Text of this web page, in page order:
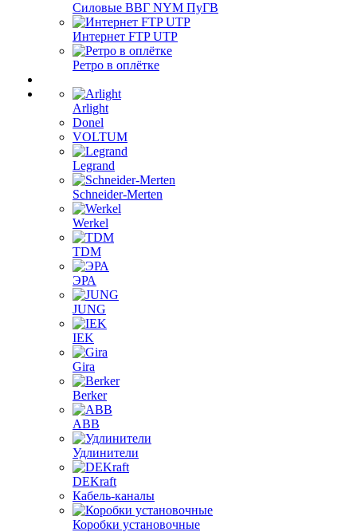
Силовые ВВГ NYM ПуГВ
Интернет FTP UTP
Ретро в оплётке
Arlight
Donel
VOLTUM
Legrand
Schneider-Merten
Werkel
TDM
ЭРА
JUNG
IEK
Gira
Berker
ABB
Удлинители
DEKraft
Кабель-каналы
Коробки установочные